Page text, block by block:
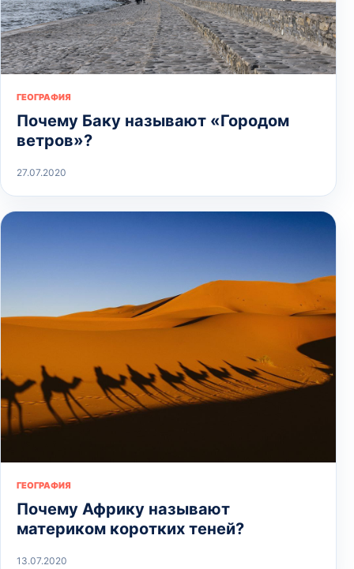
ГЕОГРАФИЯ
Почему Баку называют «Городом
ветров»?
27.07.2020
ГЕОГРАФИЯ
Почему Африку называют
материком коротких теней?
13.07.2020